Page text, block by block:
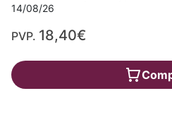
14/08/26
PVP. 18,40€